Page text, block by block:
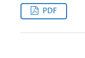
PDF